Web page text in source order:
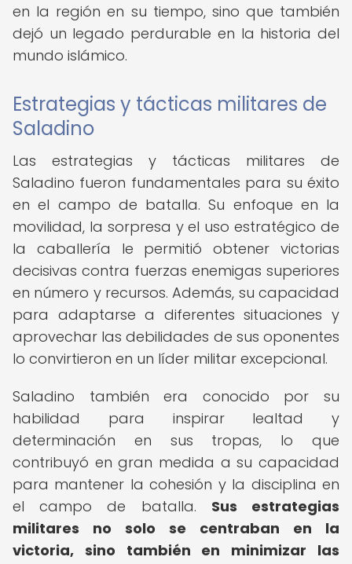
en la región en su tiempo, sino que también
dejó un legado perdurable en la historia del
mundo islámico.
Estrategias y tácticas militares de
Saladino
Las estrategias y tácticas militares de
Saladino fueron fundamentales para su éxito
en el campo de batalla. Su enfoque en la
movilidad, la sorpresa y el uso estratégico de
la caballería le permitió obtener victorias
decisivas contra fuerzas enemigas superiores
en número y recursos. Además, su capacidad
para adaptarse a diferentes situaciones y
aprovechar las debilidades de sus oponentes
lo convirtieron en un líder militar excepcional.
Saladino también era conocido por su
habilidad para inspirar lealtad y
determinación en sus tropas, lo que
contribuyó en gran medida a su capacidad
para mantener la cohesión y la disciplina en
el campo de batalla. Sus estrategias
militares no solo se centraban en la
victoria, sino también en minimizar las